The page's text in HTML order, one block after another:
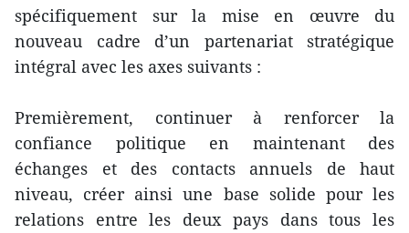
spécifiquement sur la mise en œuvre du
nouveau cadre d’un partenariat stratégique
intégral avec les axes suivants :
Premièrement, continuer à renforcer la
confiance politique en maintenant des
échanges et des contacts annuels de haut
niveau, créer ainsi une base solide pour les
relations entre les deux pays dans tous les